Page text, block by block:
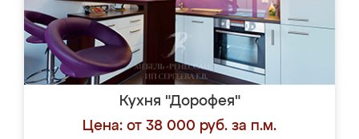
Кухня "Дорофея"
Цена: от 38 000 руб. за п.м.